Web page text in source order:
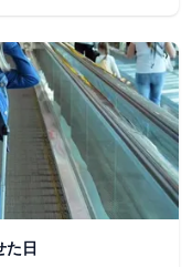
た日